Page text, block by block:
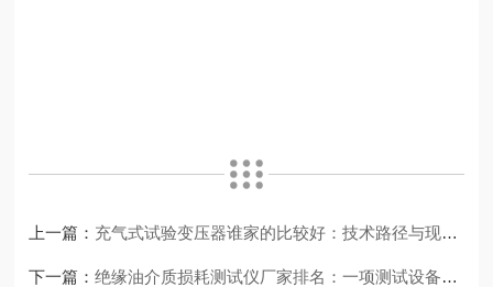
上一篇： 充气式试验变压器谁家的比较好：技术路径与现场适配
下一篇：绝缘油介质损耗测试仪厂家排名：一项测试设备的技术实践